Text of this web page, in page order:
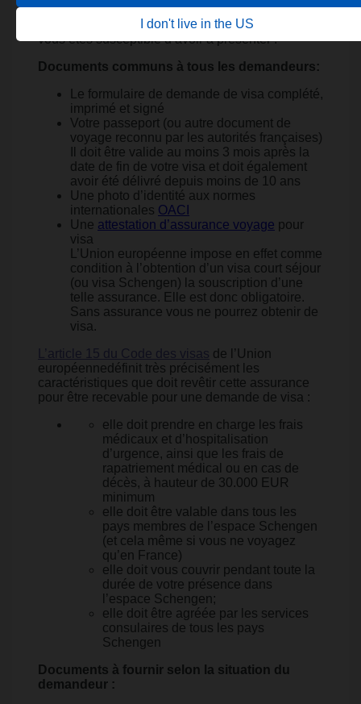
I don't live in the US
Voici, à titre indicatif, une liste des documents que
vous êtes susceptible d’avoir à présenter :
Documents communs à tous les demandeurs:
Le formulaire de demande de visa complété,
imprimé et signé
Votre passeport (ou autre document de
voyage reconnu par les autorités françaises)
Il doit être valide au moins 3 mois après la
date de fin de votre visa et doit également
avoir été délivré depuis moins de 10 ans
Une photo d’identité aux normes
internationales OACI
Une attestation d’assurance voyage pour
visa
L’Union européenne impose en effet comme
condition à l’obtention d’un visa court séjour
(ou visa Schengen) la souscription d’une
telle assurance. Elle est donc obligatoire.
Sans assurance vous ne pourrez obtenir de
visa.
L’article 15 du Code des visas de l’Union
européennedéfinit très précisément les
caractéristiques que doit revêtir cette assurance
pour être recevable pour une demande de visa :
elle doit prendre en charge les frais
médicaux et d’hospitalisation
d’urgence, ainsi que les frais de
rapatriement médical ou en cas de
décès, à hauteur de 30.000 EUR
minimum
elle doit être valable dans tous les
pays membres de l’espace Schengen
(et cela même si vous ne voyagez
qu’en France)
elle doit vous couvrir pendant toute la
durée de votre présence dans
l’espace Schengen;
elle doit être agréée par les services
consulaires de tous les pays
Schengen
Documents à fournir selon la situation du
demandeur :